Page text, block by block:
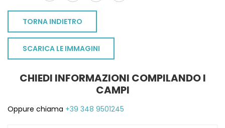
TORNA INDIETRO
SCARICA LE IMMAGINI
CHIEDI INFORMAZIONI COMPILANDO I
CAMPI
Oppure chiama +39 348 9501245